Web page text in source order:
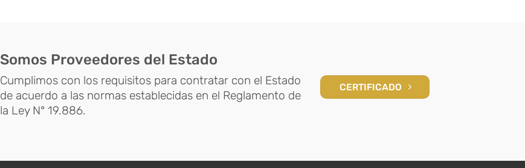
Somos Proveedores del Estado
Cumplimos con los requisitos para contratar con el Estado
de acuerdo a las normas establecidas en el Reglamento de
la Ley N° 19.886.
CERTIFICADO